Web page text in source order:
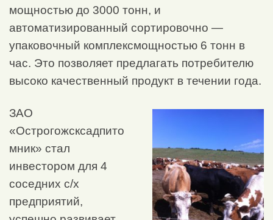
мощностью до 3000 тонн, и
автоматизированный сортировочно —
упаковочный комплексмощностью 6 тонн в
час. Это позволяет предлагать потребителю
высоко качественный продукт в течении года.
ЗАО
«Острогожсксадпито
мник» стал
инвестором для 4
соседних с/х
предприятий,